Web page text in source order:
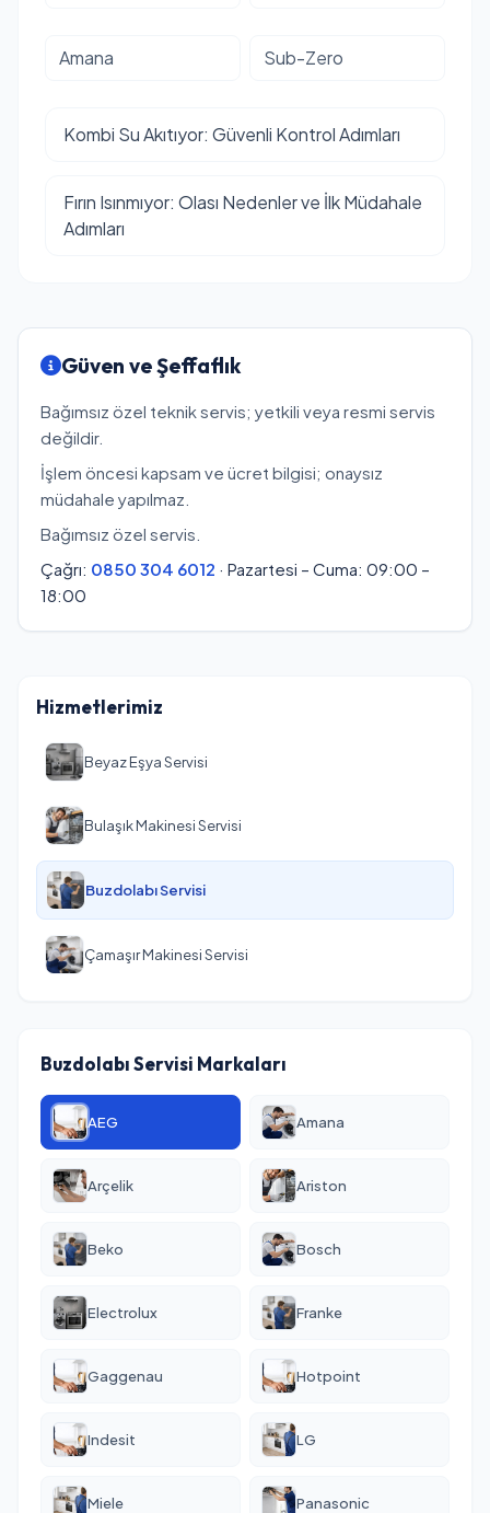
Amana Sub-Zero
Kombi Su Akıtıyor: Güvenli Kontrol Adımları
Fırın Isınmıyor: Olası Nedenler ve İlk Müdahale
Adımları
Güven ve Şeffaflık
Bağımsız özel teknik servis; yetkili veya resmi servis
değildir.
İşlem öncesi kapsam ve ücret bilgisi; onaysız
müdahale yapılmaz.
Bağımsız özel servis.
Çağrı: 0850 304 6012 · Pazartesi – Cuma: 09:00 –
18:00
Hizmetlerimiz
Beyaz Eşya Servisi
Bulaşık Makinesi Servisi
Buzdolabı Servisi
Çamaşır Makinesi Servisi
Buzdolabı Servisi Markaları
AEG Amana
Arçelik Ariston
Beko Bosch
Electrolux Franke
Gaggenau Hotpoint
Indesit LG
Miele Panasonic